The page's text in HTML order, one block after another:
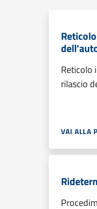
Reticolo
rilascio
VAI ALLA